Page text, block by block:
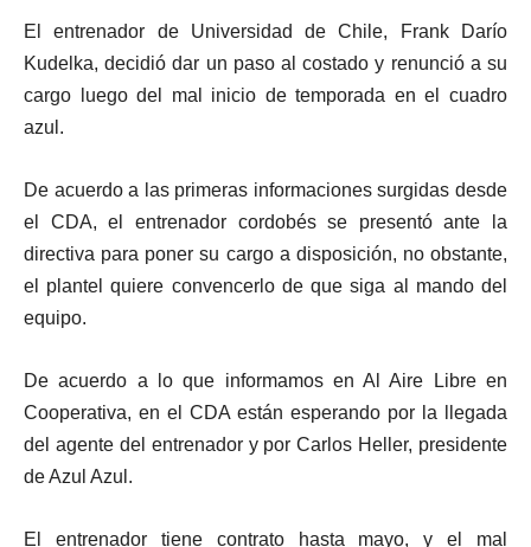
El entrenador de Universidad de Chile, Frank Darío
Kudelka, decidió dar un paso al costado y renunció a su
cargo luego del mal inicio de temporada en el cuadro
azul.
De acuerdo a las primeras informaciones surgidas desde
el CDA, el entrenador cordobés se presentó ante la
directiva para poner su cargo a disposición, no obstante,
el plantel quiere convencerlo de que siga al mando del
equipo.
De acuerdo a lo que informamos en Al Aire Libre en
Cooperativa, en el CDA están esperando por la llegada
del agente del entrenador y por Carlos Heller, presidente
de Azul Azul.
El entrenador tiene contrato hasta mayo, y el mal